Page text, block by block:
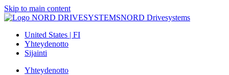
Skip to main content
NORD Drivesystems
United States | FI
Yhteydenotto
Sijainti
Yhteydenotto